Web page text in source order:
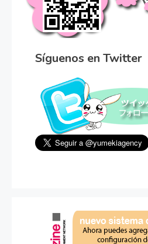
Síguenos en Twitter